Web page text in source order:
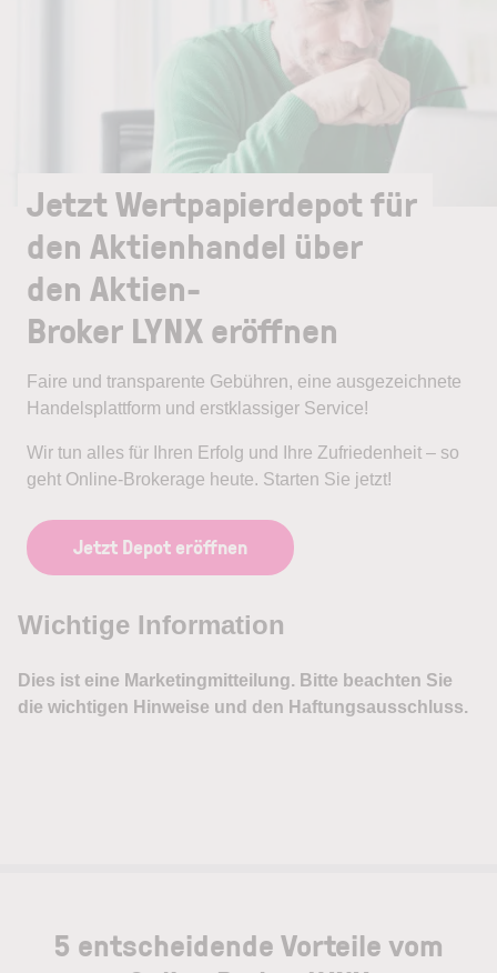
Jetzt Wertpapierdepot für
den Aktienhandel über
den Aktien-
Broker LYNX eröffnen
Faire und transparente Gebühren, eine ausgezeichnete
Handelsplattform und erstklassiger Service!
Wir tun alles für Ihren Erfolg und Ihre Zufriedenheit – so
geht Online-Brokerage heute. Starten Sie jetzt!
Jetzt Depot eröffnen
5 entscheidende Vorteile vom